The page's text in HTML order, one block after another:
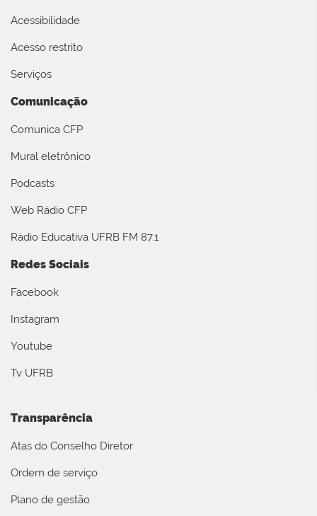
Acessibilidade
Acesso restrito
Serviços
Comunicação
Comunica CFP
Mural eletrônico
Podcasts
Web Rádio CFP
Rádio Educativa UFRB FM 87.1
Redes Sociais
Facebook
Instagram
Youtube
Tv UFRB
Transparência
Atas do Conselho Diretor
Ordem de serviço
Plano de gestão